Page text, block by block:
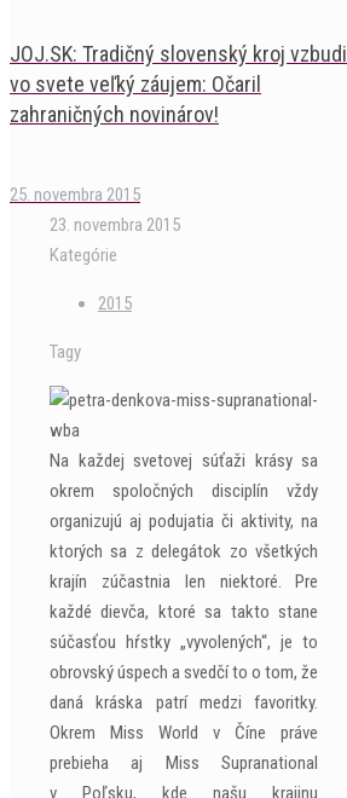
JOJ.SK: Tradičný slovenský kroj vzbudil
vo svete veľký záujem: Očaril
zahraničných novinárov!
25. novembra 2015
23. novembra 2015
Kategórie
2015
Tagy
Na každej svetovej súťaži krásy sa
okrem spoločných disciplín vždy
organizujú aj podujatia či aktivity, na
ktorých sa z delegátok zo všetkých
krajín zúčastnia len niektoré. Pre
každé dievča, ktoré sa takto stane
súčasťou hŕstky „vyvolených“, je to
obrovský úspech a svedčí to o tom, že
daná kráska patrí medzi favoritky.
Okrem Miss World v Číne práve
prebieha aj Miss Supranational
v Poľsku, kde našu krajinu